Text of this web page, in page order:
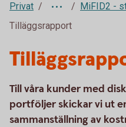
Privat
MiFID2 -
Tilläggsrapport
Till våra kunder med
portföljer skickar vi ut
sammanställning av